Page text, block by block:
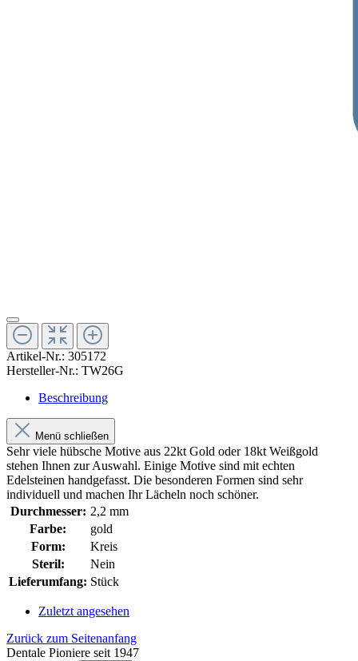
Artikel-Nr.: 305172
Hersteller-Nr.: TW26G
Beschreibung
Menü schließen
Sehr viele hübsche Motive aus 22kt Gold oder 18kt Weißgold
stehen Ihnen zur Auswahl. Einige Motive sind mit echten
Edelsteinen handgefasst. Die besonderen Formen sind sehr
individuell und machen Ihr Lächeln noch schöner.
Durchmesser: 2,2 mm
Farbe:
gold
Form:
Kreis
Steril:
Nein
Lieferumfang: Stück
Zuletzt angesehen
Zurück zum Seitenanfang
Dentale Pioniere seit 1947